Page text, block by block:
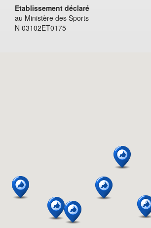
Etablissement déclaré
au Ministère des Sports
N 03102ET0175